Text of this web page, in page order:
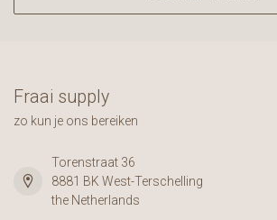
Fraai supply
zo kun je ons bereiken
Torenstraat 36
8881 BK West-Terschelling
the Netherlands